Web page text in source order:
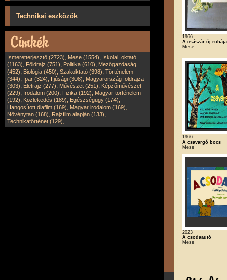
Technikai eszközök
Ismeretterjesztő (2723), Mese (1554), Iskolai, oktató
(1163), Földrajz (751), Politika (610), Mezőgazdaság
(452), Biológia (450), Szakoktató (398), Történelem
(344), Ipar (324), Ifjúsági (308), Magyarország földrajza
(303), Életrajz (277), Művészet (251), Képzőművészet
(229), Irodalom (200), Fizika (192), Magyar történelem
(192), Közlekedés (189), Egészségügy (174),
Hangosított diafilm (169), Magyar irodalom (169),
Növénytan (168), Rajzfilm alapján (133),
Technikatörténet (129),
1966
A császár új
Mese
1966
A csavargó bocs
Mese
2023
A csodaautó
Mese